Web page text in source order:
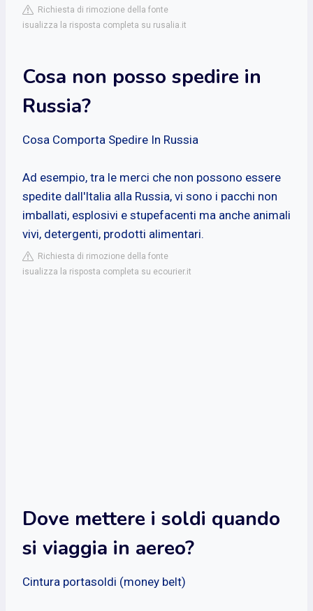
Richiesta di rimozione della fonte
isualizza la risposta completa su rusalia.it
Cosa non posso spedire in
Russia?
Cosa Comporta Spedire In Russia
Ad esempio, tra le merci che non possono essere
spedite dall'Italia alla Russia, vi sono i pacchi non
imballati, esplosivi e stupefacenti ma anche animali
vivi, detergenti, prodotti alimentari.
Richiesta di rimozione della fonte
isualizza la risposta completa su ecourier.it
Dove mettere i soldi quando
si viaggia in aereo?
Cintura portasoldi (money belt)